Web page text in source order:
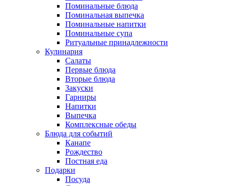
Поминальные блюда
Поминальная выпечка
Поминальные напитки
Поминальные супа
Ритуальные принадлежности
Кулинария
Салаты
Первые блюда
Вторые блюда
Закуски
Гарниры
Напитки
Выпечка
Комплексные обеды
Блюда для событий
Канапе
Рождество
Постная еда
Подарки
Посуда